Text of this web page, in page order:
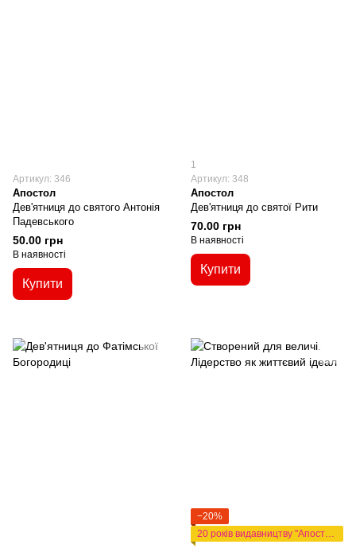
Артикул: 346
Апостол
Дев'ятниця до святого Антонія
Падевського
50.00 грн
В наявності
Купити
1
Артикул: 348
Апостол
Дев'ятниця до святої Рити
70.00 грн
В наявності
Купити
−20%
20 років видавництву "Апостол"